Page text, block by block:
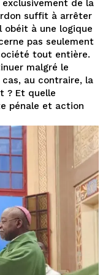
exclusivement de la
suffit à arrêter
pas seulement
tout entière.
malgré le
au contraire, la
? Et quelle
pénale et action